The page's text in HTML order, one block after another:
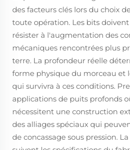
des facteurs clés lors du choix
toute opération. Les bits
résister à l'augmentation des
mécaniques rencontrées plus
terre. La profondeur réelle
forme physique du morceau et
qui survivra à ces conditions.
applications de puits profonds
nécessitent une construction
des alliages spéciaux qui
de concassage sous pression.